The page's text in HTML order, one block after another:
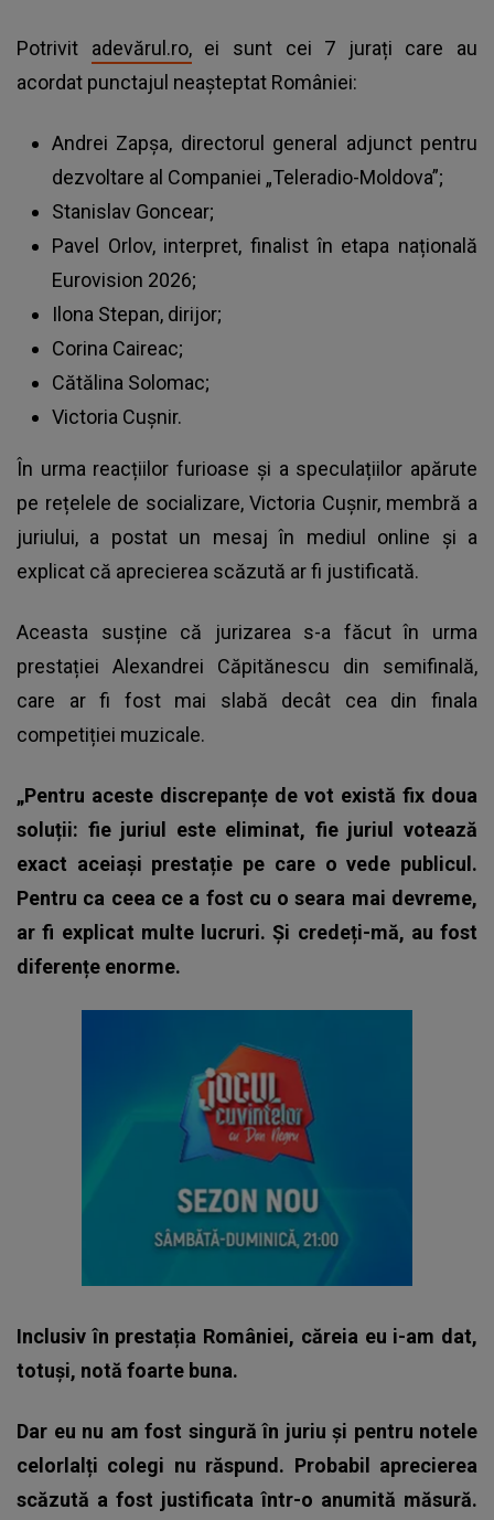
Potrivit adevărul.ro,ei sunt cei 7 jurați care au
acordat punctajul neașteptat României:
Andrei Zapșa, directorul general adjunct pentru
dezvoltare al Companiei „Teleradio-Moldova”;
Stanislav Goncear;
Pavel Orlov, interpret, finalist în etapa națională
Eurovision 2026;
Ilona Stepan, dirijor;
Corina Caireac;
Cătălina Solomac;
Victoria Cușnir.
În urma reacțiilor furioase și a speculațiilor apărute
pe rețelele de socializare, Victoria Cușnir, membră a
juriului, a postat un mesaj în mediul online și a
explicat că aprecierea scăzută ar fi justificată.
Aceasta susține că jurizarea s-a făcut în urma
prestației Alexandrei Căpitănescu din semifinală,
care ar fi fost mai slabă decât cea din finala
competiției muzicale.
„Pentru aceste discrepanțe de vot există fix doua
soluții: fie juriul este eliminat, fie juriul votează
exact aceiași prestație pe care o vede publicul.
Pentru ca ceea ce a fost cu o seara mai devreme,
ar fi explicat multe lucruri. Și credeți-mă, au fost
diferențe enorme.
Inclusiv în prestația României, căreia eu i-am dat,
totuși, notă foarte buna.
Dar eu nu am fost singură în juriu și pentru notele
celorlalți colegi nu răspund. Probabil aprecierea
scăzută a fost justificata într-o anumită măsură.